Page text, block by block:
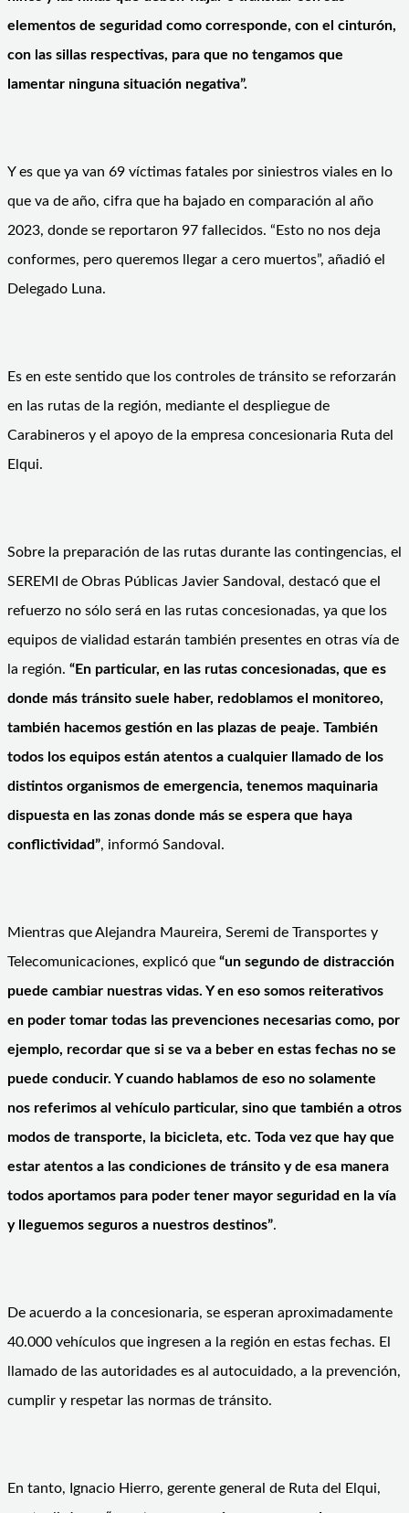
elementos de seguridad como corresponde, con el cinturón,
con las sillas respectivas, para que no tengamos que
lamentar ninguna situación negativa”.
Y es que ya van 69 víctimas fatales por siniestros viales en lo
que va de año, cifra que ha bajado en comparación al año
2023, donde se reportaron 97 fallecidos. “Esto no nos deja
conformes, pero queremos llegar a cero muertos”, añadió el
Delegado Luna.
Es en este sentido que los controles de tránsito se reforzarán
en las rutas de la región, mediante el despliegue de
Carabineros y el apoyo de la empresa concesionaria Ruta del
Elqui.
Sobre la preparación de las rutas durante las contingencias, el
SEREMI de Obras Públicas Javier Sandoval, destacó que el
refuerzo no sólo será en las rutas concesionadas, ya que los
equipos de vialidad estarán también presentes en otras vía de
la región. “En particular, en las rutas concesionadas, que es
donde más tránsito suele haber, redoblamos el monitoreo,
también hacemos gestión en las plazas de peaje. También
todos los equipos están atentos a cualquier llamado de los
distintos organismos de emergencia, tenemos maquinaria
dispuesta en las zonas donde más se espera que haya
conflictividad”, informó Sandoval.
Mientras que Alejandra Maureira, Seremi de Transportes y
Telecomunicaciones, explicó que “un segundo de distracción
puede cambiar nuestras vidas. Y en eso somos reiterativos
en poder tomar todas las prevenciones necesarias como, por
ejemplo, recordar que si se va a beber en estas fechas no se
puede conducir. Y cuando hablamos de eso no solamente
nos referimos al vehículo particular, sino que también a otros
modos de transporte, la bicicleta, etc. Toda vez que hay que
estar atentos a las condiciones de tránsito y de esa manera
todos aportamos para poder tener mayor seguridad en la vía
y lleguemos seguros a nuestros destinos”.
De acuerdo a la concesionaria, se esperan aproximadamente
40.000 vehículos que ingresen a la región en estas fechas. El
llamado de las autoridades es al autocuidado, a la prevención,
cumplir y respetar las normas de tránsito.
En tanto, Ignacio Hierro, gerente general de Ruta del Elqui,